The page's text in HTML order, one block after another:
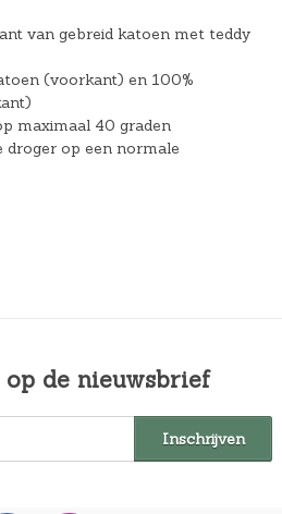
van gebreid katoen met teddy
(voorkant) en 100%
maximaal 40 graden
droger op een normale
de nieuwsbrief